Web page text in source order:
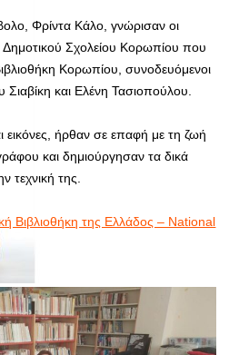
Φρίντα Κάλο, γνώρισαν οι
Δημοτικού Σχολείου Κορωπίου που
Κορωπίου, συνοδευόμενοι
και Ελένη Τασιοπούλου.
εικόνες, ήρθαν σε επαφή με τη ζωή
και δημιούργησαν τα δικά
τεχνικήτης.
Βιβλιοθήκη της Ελλάδος – National